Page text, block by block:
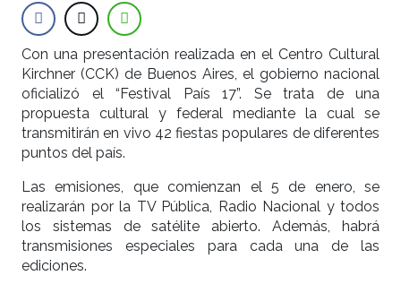
Con una presentación realizada en el Centro Cultural
Kirchner (CCK) de Buenos Aires, el gobierno nacional
oficializó el “Festival País 17”. Se trata de una
propuesta cultural y federal mediante la cual se
transmitirán en vivo 42 fiestas populares de diferentes
puntos del país.
Las emisiones, que comienzan el 5 de enero, se
realizarán por la TV Pública, Radio Nacional y todos
los sistemas de satélite abierto. Además, habrá
transmisiones especiales para cada una de las
ediciones.